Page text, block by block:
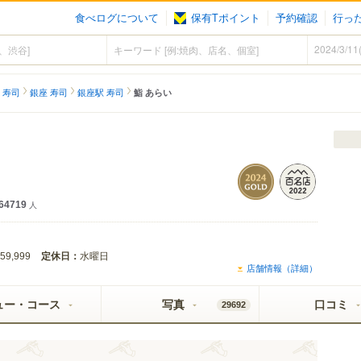
食べログについて 保有Tポイント 予約確認 行っ
司 銀座 寿司 銀座駅 寿司 鮨 あらい
人
定休日： 水曜日
店舗情報（詳細）
ー・コース 写真 29692 口コミ